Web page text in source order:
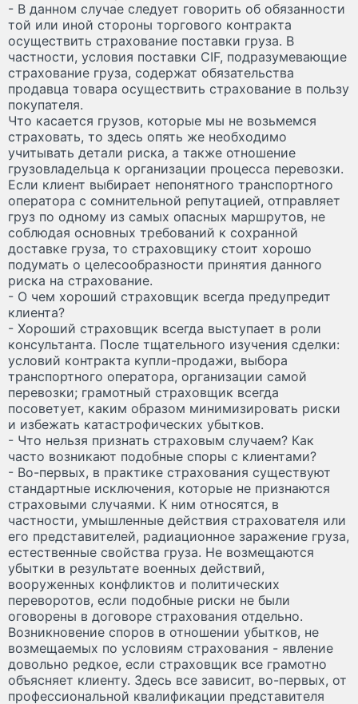
- В данном случае следует говорить об обязанности
той или иной стороны торгового контракта
осуществить страхование поставки груза. В
частности, условия поставки CIF, подразумевающие
страхование груза, содержат обязательства
продавца товара осуществить страхование в пользу
покупателя.
Что касается грузов, которые мы не возьмемся
страховать, то здесь опять же необходимо
учитывать детали риска, а также отношение
грузовладельца к организации процесса перевозки.
Если клиент выбирает непонятного транспортного
оператора с сомнительной репутацией, отправляет
груз по одному из самых опасных маршрутов, не
соблюдая основных требований к сохранной
доставке груза, то страховщику стоит хорошо
подумать о целесообразности принятия данного
риска на страхование.
- О чем хороший страховщик всегда предупредит
клиента?
- Хороший страховщик всегда выступает в роли
консультанта. После тщательного изучения сделки:
условий контракта купли-продажи, выбора
транспортного оператора, организации самой
перевозки; грамотный страховщик всегда
посоветует, каким образом минимизировать риски
и избежать катастрофических убытков.
- Что нельзя признать страховым случаем? Как
часто возникают подобные споры с клиентами?
- Во-первых, в практике страхования существуют
стандартные исключения, которые не признаются
страховыми случаями. К ним относятся, в
частности, умышленные действия страхователя или
его представителей, радиационное заражение груза,
естественные свойства груза. Не возмещаются
убытки в результате военных действий,
вооруженных конфликтов и политических
переворотов, если подобные риски не были
оговорены в договоре страхования отдельно.
Возникновение споров в отношении убытков, не
возмещаемых по условиям страхования - явление
довольно редкое, если страховщик все грамотно
объясняет клиенту. Здесь все зависит, во-первых, от
профессиональной квалификации представителя